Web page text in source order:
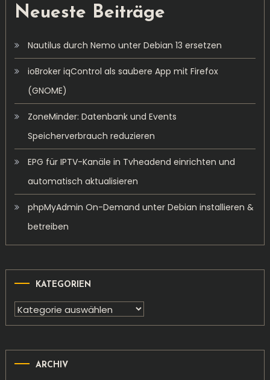
Neueste Beiträge
Nautilus durch Nemo unter Debian 13 ersetzen
ioBroker iqControl als saubere App mit Firefox
(GNOME)
ZoneMinder: Datenbank und Events
Speicherverbrauch reduzieren
EPG für IPTV-Kanäle in Tvheadend einrichten und
automatisch aktualisieren
phpMyAdmin On-Demand unter Debian installieren &
betreiben
KATEGORIEN
Kategorien
ARCHIV